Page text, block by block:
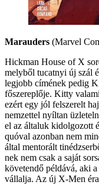
Marauders (Marvel
Hickman House of X
melyből tucatnyi új szál
legjobb címének pedig
főszereplője. Kitty
ezért egy jól felszerelt
nemzettel nyíltan
el az általuk kidolgozott
quóval azonban nem
által mentorált
nek nem csak a saját
követendő példává, aki
vállalja. Az új X-Men